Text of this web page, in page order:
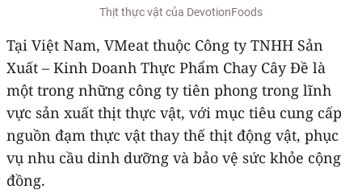
Thịt thực vật của DevotionFoods
Tại Việt Nam, VMeat thuộc Công ty TNHH Sản
Xuất – Kinh Doanh Thực Phẩm Chay Cây Đề là
một trong những công ty tiên phong trong lĩnh
vực sản xuất thịt thực vật, với mục tiêu cung cấp
nguồn đạm thực vật thay thế thịt động vật, phục
vụ nhu cầu dinh dưỡng và bảo vệ sức khỏe cộng
đồng.